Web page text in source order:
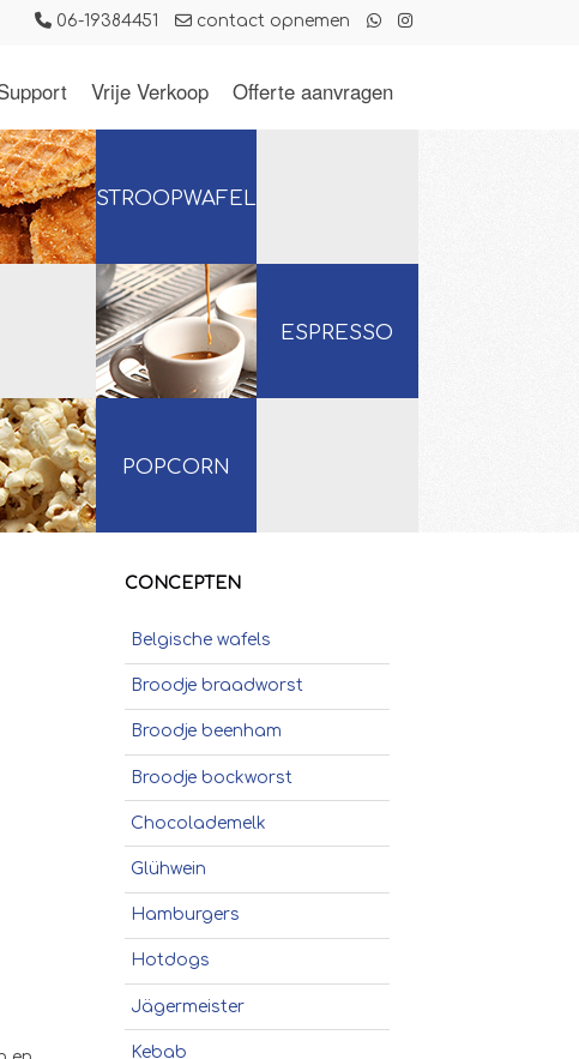
06-19384451 contact opnemen
Vrije Verkoop Offerte aanvragen
STROOPWAFELS
ESPRESSO
POPCORN
CONCEPTEN
Belgische wafels
Broodje braadworst
Broodje beenham
Broodje bockworst
Chocolademelk
Glühwein
Hamburgers
Hotdogs
Jägermeister
Kebab